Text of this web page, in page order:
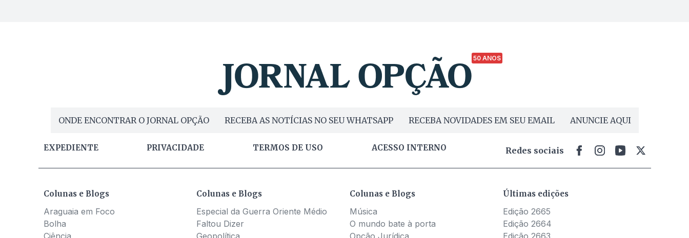
50 ANOS
ONDE ENCONTRAR O JORNAL OPÇÃO RECEBA AS NOTÍCIAS NO SEU WHATSAPP RECEBA NOVIDADES EM SEU EMAIL ANUNCIE AQUI
EXPEDIENTE PRIVACIDADE TERMOS DE USO ACESSO INTERNO Redes sociais
Colunas e Blogs
Araguaia em Foco
Bolha
Ciência
Colunas e Blogs
Especial da Guerra Oriente Médio
Faltou Dizer
Geopolítica
Colunas e Blogs
Música
O mundo bate à porta
Opção Jurídica
Últimas edições
Edição 2665
Edição 2664
Edição 2663